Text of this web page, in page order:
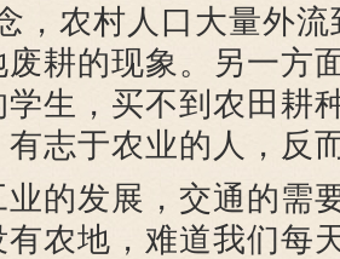
，农村人口大量外
耕的现象。另一方
生，买不到农田耕
志于农业的人，反
发展，交通的需
有农地，难道我们每